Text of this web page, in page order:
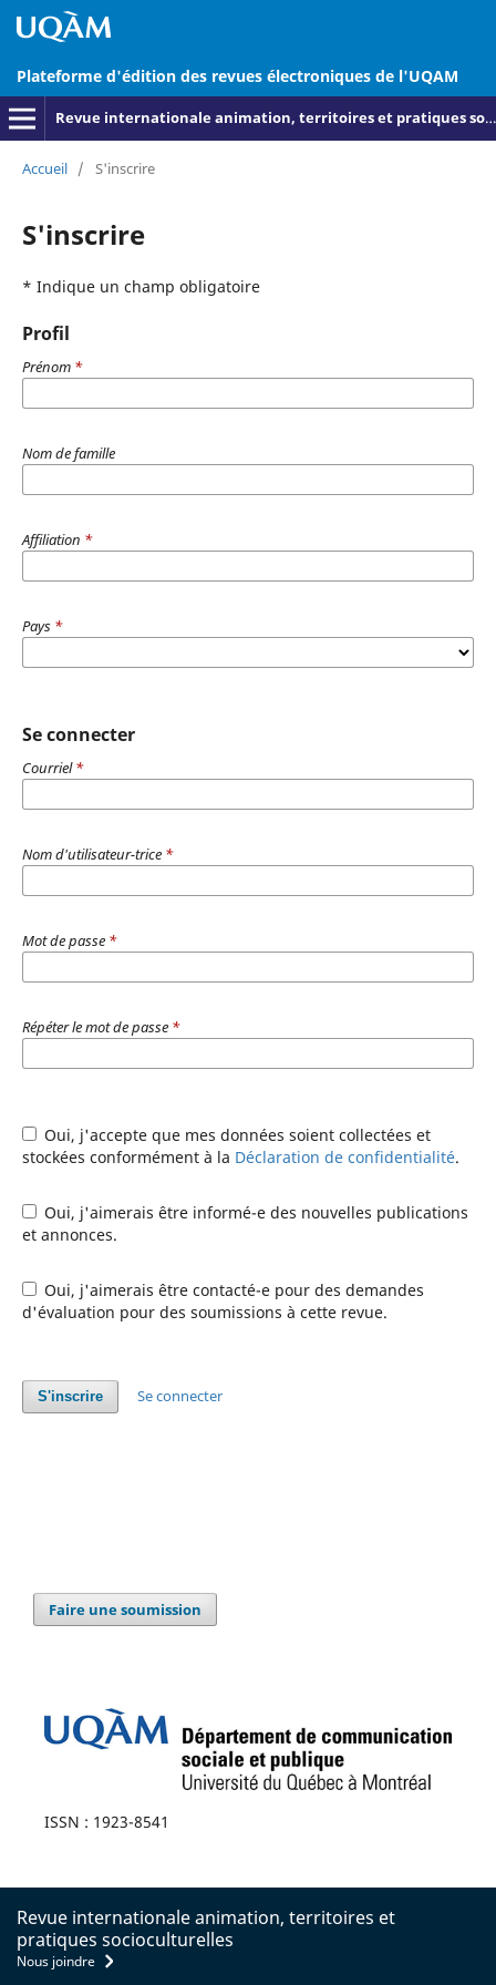
Plateforme d'édition des revues électroniques de l'UQAM
Revue internationale animation, territoires et pratiques socioculturelles
Accueil / S'inscrire
S'inscrire
* Indique un champ obligatoire
Profil
Prénom *
Nom de famille
Affiliation *
Pays *
Se connecter
Courriel*
Nom d'utilisateur-trice *
Mot de passe *
Répéter le mot de passe *
Oui, j'accepte que mes données soient collectées et
stockées conformément à la Déclaration de confidentialité.
Oui, j'aimerais être informé-e des nouvelles publications
et annonces.
Oui, j'aimerais être contacté-e pour des demandes
d'évaluation pour des soumissions à cette revue.
S'inscrire Se connecter
Faire une soumission
ISSN : 1923-8541
Revue internationale animation, territoires et
pratiques socioculturelles
Nous joindre